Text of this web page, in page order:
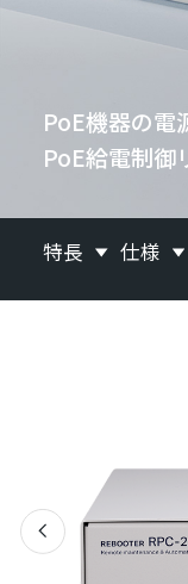
PoE機器の電
PoE給電制御
特長 仕様
Previous